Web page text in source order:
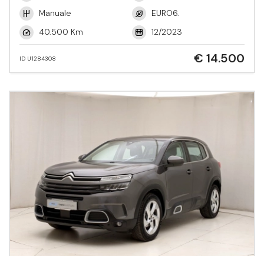
Manuale
EURO6.
40.500 Km
12/2023
ID U1284308 € 14.500